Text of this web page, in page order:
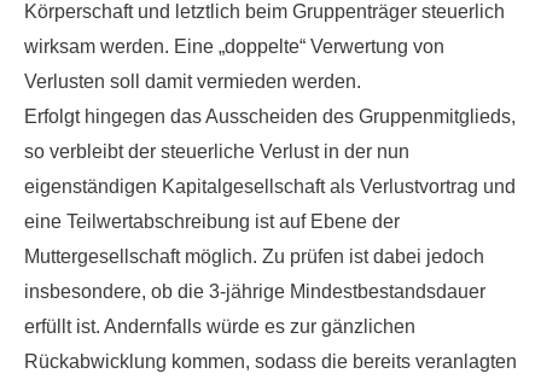
Körperschaft und letztlich beim Gruppenträger steuerlich
wirksam werden. Eine „doppelte“ Verwertung von
Verlusten soll damit vermieden werden.
Erfolgt hingegen das Ausscheiden des Gruppenmitglieds,
so verbleibt der steuerliche Verlust in der nun
eigenständigen Kapitalgesellschaft als Verlustvortrag und
eine Teilwertabschreibung ist auf Ebene der
Muttergesellschaft möglich. Zu prüfen ist dabei jedoch
insbesondere, ob die 3-jährige Mindestbestandsdauer
erfüllt ist. Andernfalls würde es zur gänzlichen
Rückabwicklung kommen, sodass die bereits veranlagten